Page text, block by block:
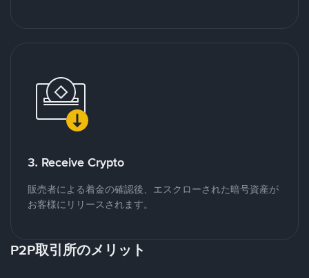
3. Receive Crypto
販売者による着金の確認後、エスクローされた暗号資産が
お客様にリリースされます。
P2P取引所のメリット